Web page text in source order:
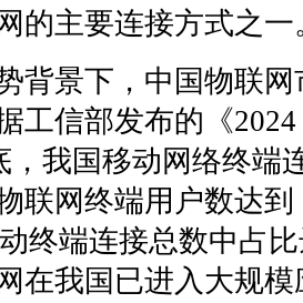
的主要连接方式之一
背景下，中国物联
工信部发布的《
，我国移动网络终端
联网终端用户数达
终端连接总数中占
在我国已进入大规